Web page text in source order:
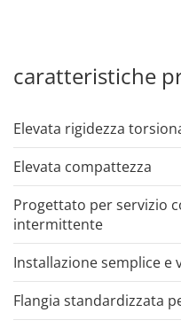
caratteristiche
Elevata rigidezza
Elevata compattezza
Progettato per servizio
intermittente
Installazione semplice e
Flangia standardizzata